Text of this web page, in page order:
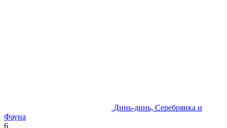
Динь-динь, Серебрянка и
Фауна
6